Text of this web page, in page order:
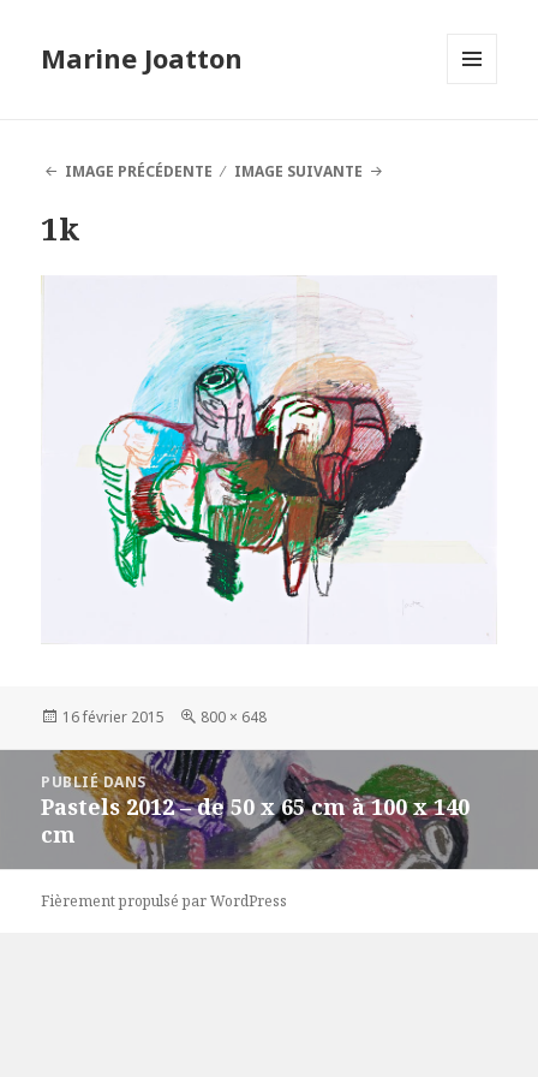
Marine Joatton
IMAGE PRÉCÉDENTE
IMAGE SUIVANTE
1k
Publié
16 février 2015
Taille
800 × 648
Navigation
l’article
PUBLIÉ DANS
Pastels 2012 – de 50 x 65 cm à 100 x 140
cm
Fièrement propulsé par WordPress